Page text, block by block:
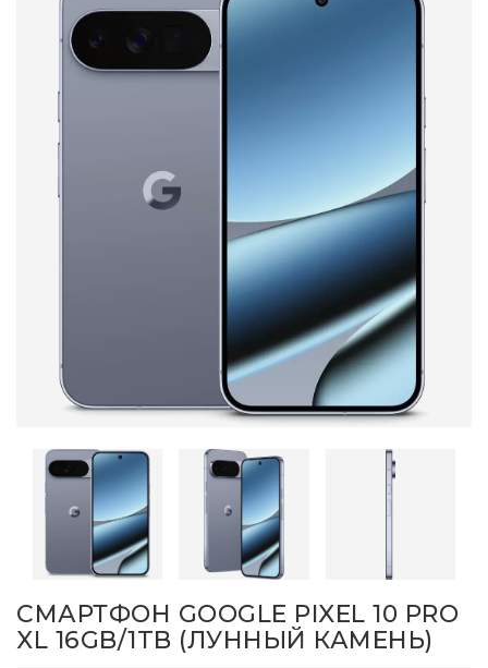
СМАРТФОН GOOGLE PIXEL 10 PRO
XL 16GB/1TB (ЛУННЫЙ КАМЕНЬ)